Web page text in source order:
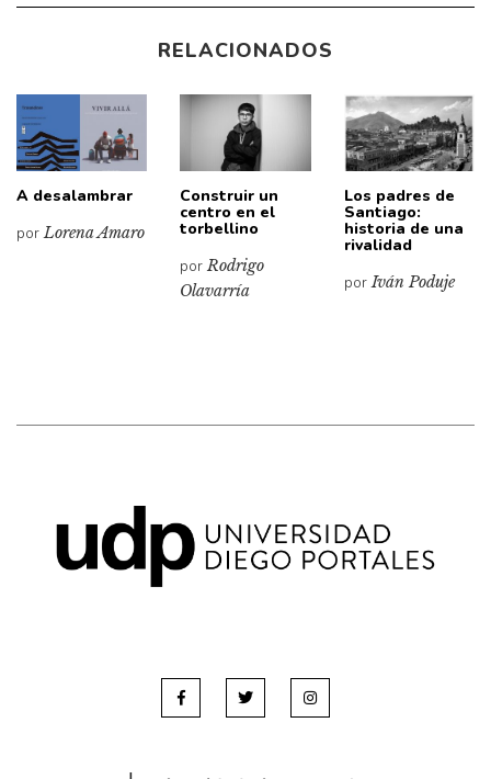
RELACIONADOS
A desalambrar
porLorena Amaro
Construir un
centro en el
torbellino
porRodrigo
Olavarría
Los padres de
Santiago:
historia de una
rivalidad
porIván Poduje